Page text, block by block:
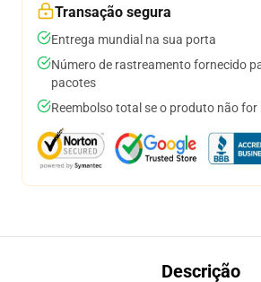
Transação segura
Entrega mundial na sua porta
Número de rastreamento fornecido
pacotes
Reembolso total se o produto não for
Descrição